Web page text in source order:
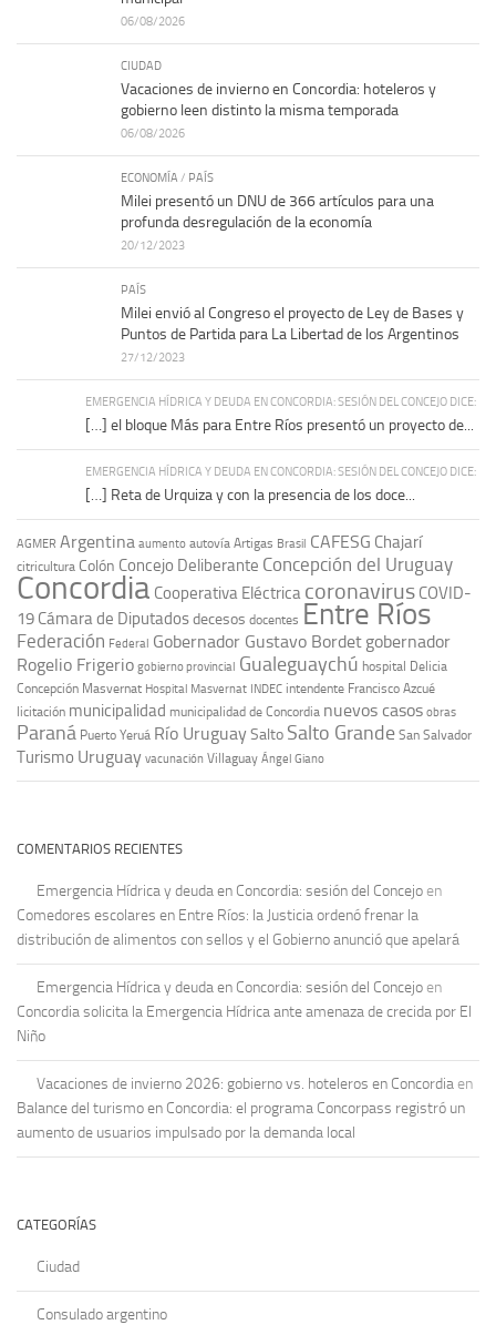
06/08/2026
CIUDAD
Vacaciones de invierno en Concordia: hoteleros y
gobierno leen distinto la misma temporada
06/08/2026
ECONOMÍA / PAÍS
Milei presentó un DNU de 366 artículos para una
profunda desregulación de la economía
20/12/2023
PAÍS
Milei envió al Congreso el proyecto de Ley de Bases y
Puntos de Partida para La Libertad de los Argentinos
27/12/2023
EMERGENCIA HÍDRICA Y DEUDA EN CONCORDIA: SESIÓN DEL CONCEJO DICE:
[…] el bloque Más para Entre Ríos presentó un proyecto de...
EMERGENCIA HÍDRICA Y DEUDA EN CONCORDIA: SESIÓN DEL CONCEJO DICE:
[…] Reta de Urquiza y con la presencia de los doce...
AGMER Argentina aumento autovía Artigas Brasil CAFESG Chajarí
citricultura Colón Concejo Deliberante Concepción del Uruguay
Concordia Cooperativa Eléctrica coronavirus COVID-
19 Cámara de Diputadosdecesos docentes Entre Ríos
Federación Federal Gobernador Gustavo Bordet gobernador
Rogelio Frigerio gobierno provincial Gualeguaychú hospital Delicia
Concepción Masvernat Hospital Masvernat INDEC intendente Francisco Azcué
licitación municipalidad municipalidad de Concordia nuevos casos obras
Paraná Puerto Yeruá Río UruguaySalto Salto Grande San Salvador
Turismo Uruguay vacunación Villaguay Ángel Giano
COMENTARIOS RECIENTES
Emergencia Hídrica y deuda en Concordia: sesión del Concejo en
Comedores escolares en Entre Ríos: la Justicia ordenó frenar la
distribución de alimentos con sellos y el Gobierno anunció que apelará
Emergencia Hídrica y deuda en Concordia: sesión del Concejo en
Concordia solicita la Emergencia Hídrica ante amenaza de crecida por El
Niño
Vacaciones de invierno 2026: gobierno vs. hoteleros en Concordia en
Balance del turismo en Concordia: el programa Concorpass registró un
aumento de usuarios impulsado por la demanda local
CATEGORÍAS
Ciudad
Consulado argentino